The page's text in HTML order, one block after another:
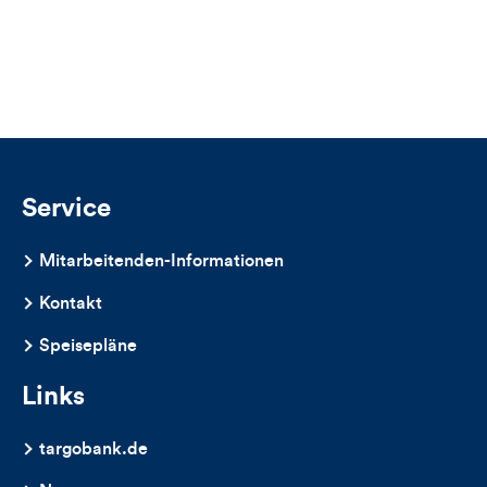
Kommentare
dieses
Artikels
Service
Mitarbeitenden-Informationen
Kontakt
Speisepläne
Links
targobank.de